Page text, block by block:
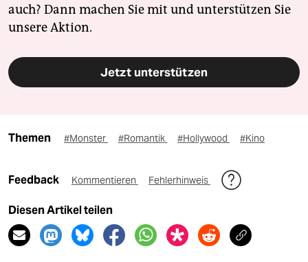
auch? Dann machen Sie mit und unterstützen Sie
unsere Aktion.
Jetzt unterstützen
Themen #Monster #Romantik #Hollywood #Kino
Feedback Kommentieren Fehlerhinweis
Diesen Artikel teilen